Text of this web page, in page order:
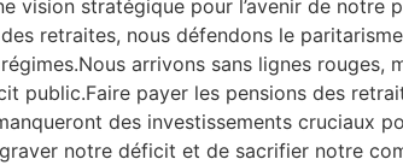
vision stratégique pour l’avenir de notre
retraites, nous défendons le
arrivons sans lignes rouges,
payer les pensions des
des investissements cruciaux
notre déficit et de sacrifier notre